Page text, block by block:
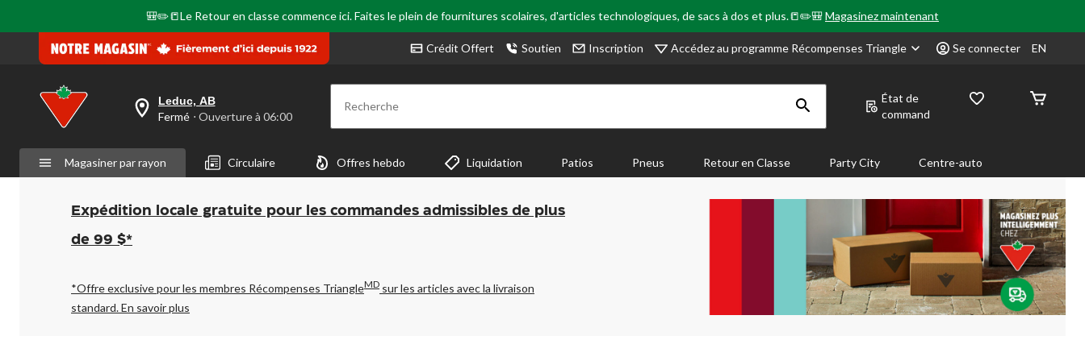
🎒✏️📒Le Retour en classe commence ici. Faites le plein de fournitures scolaires, d'articles technologiques, de sacs à dos et plus.📒✏️🎒Magasinez maintenant
Crédit Offert Soutien Inscription Accédez au programme Récompenses Triangle Se connecter EN
votre
est
Leduc,
AB,
Fermé,
Ouverture
à
pour
changer
Leduc, AB
Fermé ⋅ Ouverture à 06:00 Recherche
État de
command
Magasiner par rayon Circulaire Offres hebdo Liquidation Patios Pneus Retour en Classe Party City Centre-auto
Expédition locale gratuite pour les commandes admissibles de plus
de 99 $*
*Offre exclusive pour les membres Récompenses TriangleMD sur les articles avec la livraison
standard.En savoir plus